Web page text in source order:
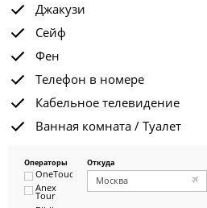
Джакузи
Сейф
Фен
Телефон в номере
Кабельное телевидение
Ванная комната / Туалет
Операторы
OneTouch&Travel
Anex
Tour
Откуда